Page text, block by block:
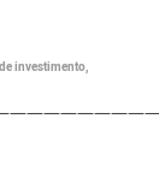
investimento,